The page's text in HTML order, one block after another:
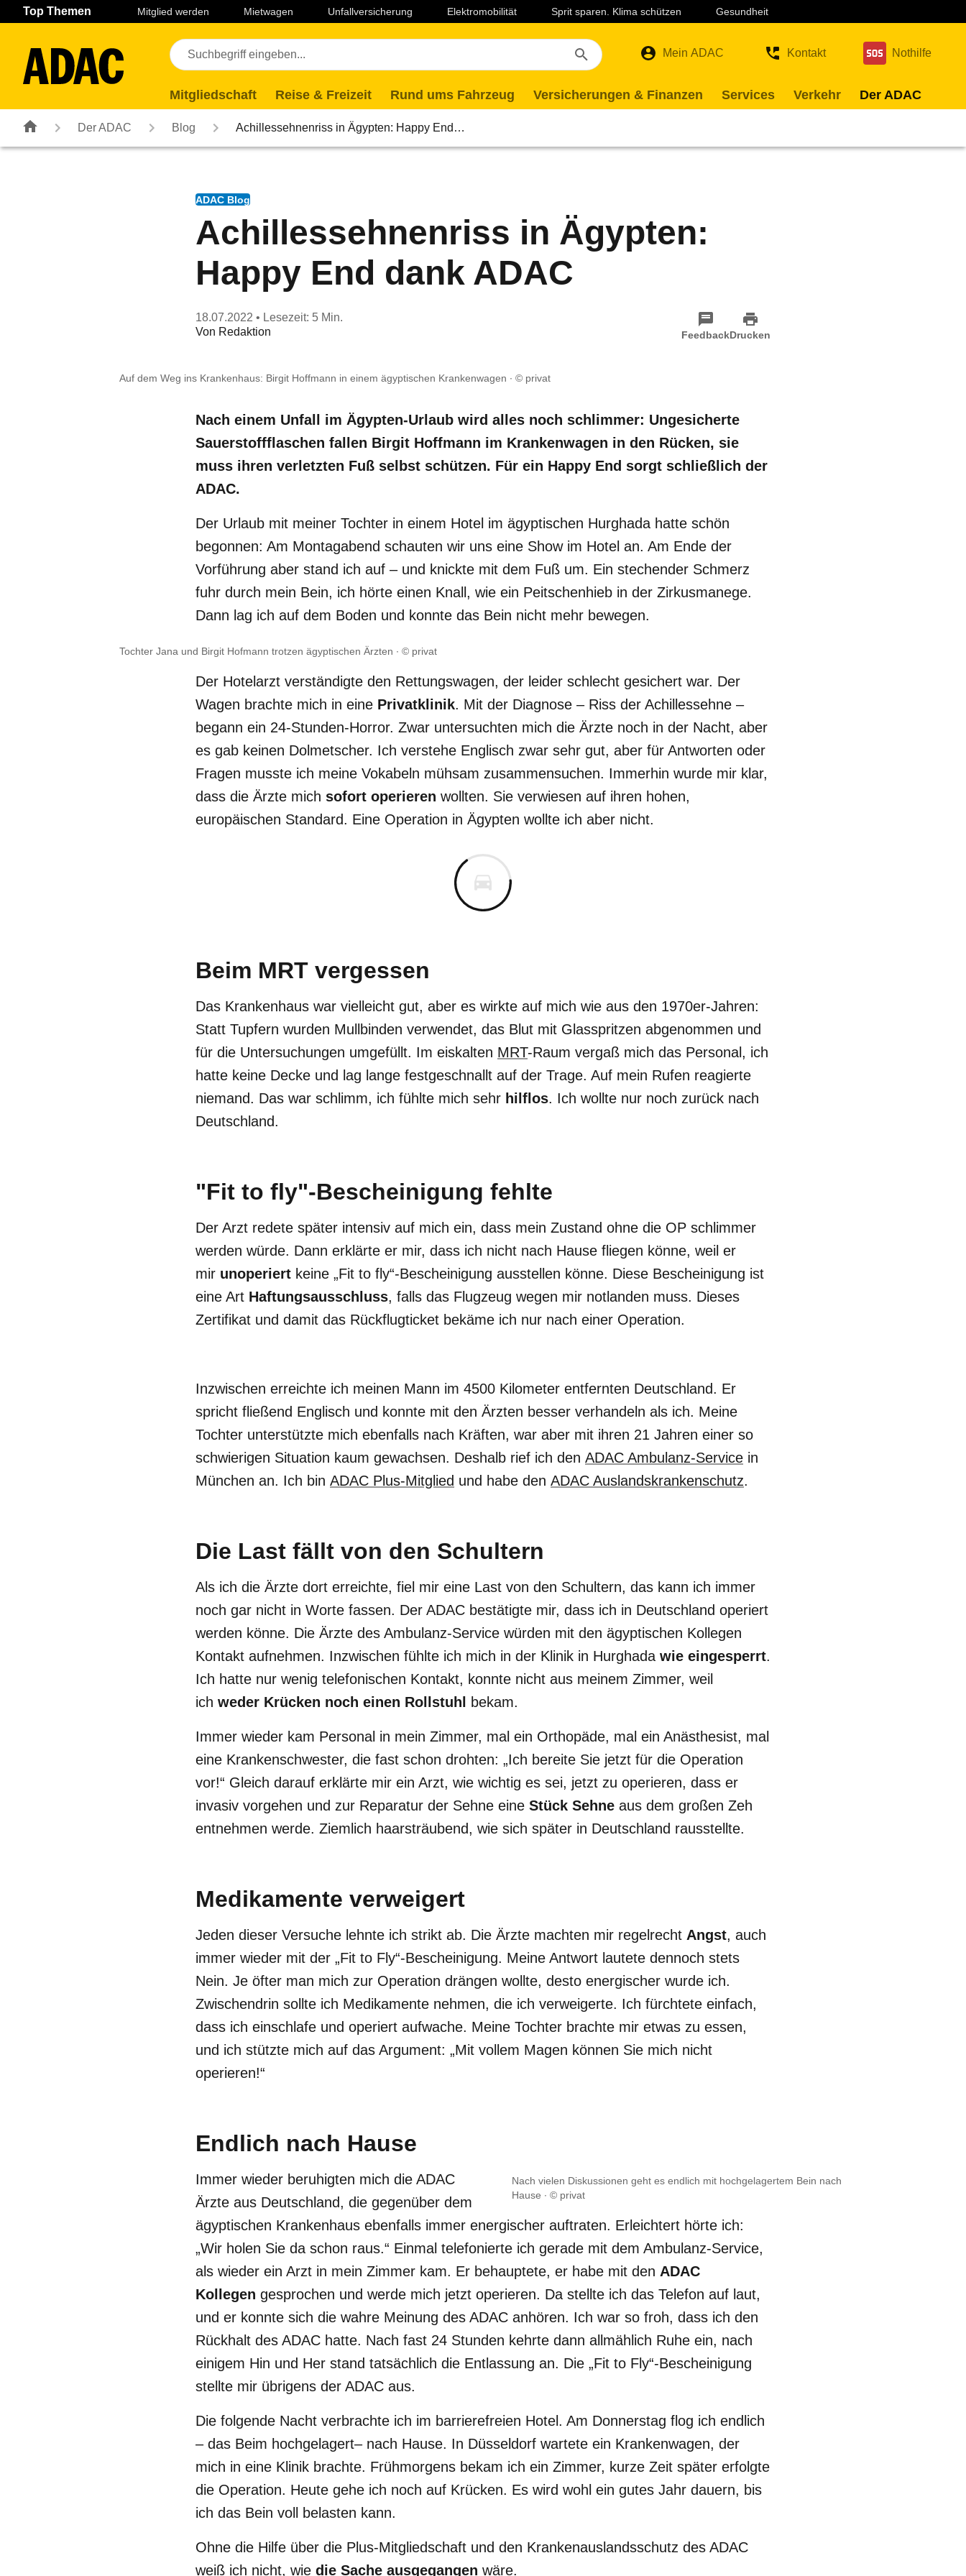
Navigation Seiteninhalt Fußzeile
Top Themen Mitglied werden Mietwagen Unfallversicherung Elektromobilität Sprit sparen. Klima schützen Gesundheit
Mein ADAC Kontakt Nothilfe
Mitgliedschaft Reise & Freizeit Rund ums Fahrzeug Versicherungen & Finanzen Services Verkehr Der ADAC
Der ADAC Blog Achillessehnenriss in Ägypten: Happy End…
ADAC Blog
Achillessehnenriss in Ägypten:
Happy End dank ADAC
18.07.2022 • Lesezeit: 5 Min.
Von Redaktion FeedbackDrucken
Auf dem Weg ins Krankenhaus: Birgit Hoffmann in einem ägyptischen Krankenwagen © privat
Nach einem Unfall im Ägypten-Urlaub wird alles noch schlimmer: Ungesicherte
Sauerstoffflaschen fallen Birgit Hoffmann im Krankenwagen in den Rücken, sie
muss ihren verletzten Fuß selbst schützen. Für ein Happy End sorgt schließlich der
ADAC.
Der Urlaub mit meiner Tochter in einem Hotel im ägyptischen Hurghada hatte schön
begonnen: Am Montagabend schauten wir uns eine Show im Hotel an. Am Ende der
Vorführung aber stand ich auf – und knickte mit dem Fuß um. Ein stechender Schmerz
fuhr durch mein Bein, ich hörte einen Knall, wie ein Peitschenhieb in der Zirkusmanege.
Dann lag ich auf dem Boden und konnte das Bein nicht mehr bewegen.
Tochter Jana und Birgit Hofmann trotzen ägyptischen Ärzten © privat
Der Hotelarzt verständigte den Rettungswagen, der leider schlecht gesichert war. Der
Wagen brachte mich in eine Privatklinik. Mit der Diagnose – Riss der Achillessehne –
begann ein 24-Stunden-Horror. Zwar untersuchten mich die Ärzte noch in der Nacht, aber
es gab keinen Dolmetscher. Ich verstehe Englisch zwar sehr gut, aber für Antworten oder
Fragen musste ich meine Vokabeln mühsam zusammensuchen. Immerhin wurde mir klar,
dass die Ärzte mich sofort operieren wollten. Sie verwiesen auf ihren hohen,
europäischen Standard. Eine Operation in Ägypten wollte ich aber nicht.
Beim MRT vergessen
Das Krankenhaus war vielleicht gut, aber es wirkte auf mich wie aus den 1970er-Jahren:
Statt Tupfern wurden Mullbinden verwendet, das Blut mit Glasspritzen abgenommen und
für die Untersuchungen umgefüllt. Im eiskalten MRT-Raum vergaß mich das Personal, ich
hatte keine Decke und lag lange festgeschnallt auf der Trage. Auf mein Rufen reagierte
niemand. Das war schlimm, ich fühlte mich sehr hilflos. Ich wollte nur noch zurück nach
Deutschland.
"Fit to fly"-Bescheinigung fehlte
Der Arzt redete später intensiv auf mich ein, dass mein Zustand ohne die OP schlimmer
werden würde. Dann erklärte er mir, dass ich nicht nach Hause fliegen könne, weil er
mir unoperiert keine „Fit to fly“-Bescheinigung ausstellen könne. Diese Bescheinigung ist
eine Art Haftungsausschluss, falls das Flugzeug wegen mir notlanden muss. Dieses
Zertifikat und damit das Rückflugticket bekäme ich nur nach einer Operation.
Inzwischen erreichte ich meinen Mann im 4500 Kilometer entfernten Deutschland. Er
spricht fließend Englisch und konnte mit den Ärzten besser verhandeln als ich. Meine
Tochter unterstützte mich ebenfalls nach Kräften, war aber mit ihren 21 Jahren einer so
schwierigen Situation kaum gewachsen. Deshalb rief ich den ADAC Ambulanz-Service in
München an. Ich bin ADAC Plus-Mitglied und habe den ADAC Auslandskrankenschutz.
Die Last fällt von den Schultern
Als ich die Ärzte dort erreichte, fiel mir eine Last von den Schultern, das kann ich immer
noch gar nicht in Worte fassen. Der ADAC bestätigte mir, dass ich in Deutschland operiert
werden könne. Die Ärzte des Ambulanz-Service würden mit den ägyptischen Kollegen
Kontakt aufnehmen. Inzwischen fühlte ich mich in der Klinik in Hurghada wie eingesperrt.
Ich hatte nur wenig telefonischen Kontakt, konnte nicht aus meinem Zimmer, weil
ich weder Krücken noch einen Rollstuhl bekam.
Immer wieder kam Personal in mein Zimmer, mal ein Orthopäde, mal ein Anästhesist, mal
eine Krankenschwester, die fast schon drohten: „Ich bereite Sie jetzt für die Operation
vor!“ Gleich darauf erklärte mir ein Arzt, wie wichtig es sei, jetzt zu operieren, dass er
invasiv vorgehen und zur Reparatur der Sehne eine Stück Sehne aus dem großen Zeh
entnehmen werde. Ziemlich haarsträubend, wie sich später in Deutschland rausstellte.
Medikamente verweigert
Jeden dieser Versuche lehnte ich strikt ab. Die Ärzte machten mir regelrecht Angst, auch
immer wieder mit der „Fit to Fly“-Bescheinigung. Meine Antwort lautete dennoch stets
Nein. Je öfter man mich zur Operation drängen wollte, desto energischer wurde ich.
Zwischendrin sollte ich Medikamente nehmen, die ich verweigerte. Ich fürchtete einfach,
dass ich einschlafe und operiert aufwache. Meine Tochter brachte mir etwas zu essen,
und ich stützte mich auf das Argument: „Mit vollem Magen können Sie mich nicht
operieren!“
Endlich nach Hause
Nach vielen Diskussionen geht es endlich mit hochgelagertem Bein nach
Hause
© privat
Immer wieder beruhigten mich die ADAC
Ärzte aus Deutschland, die gegenüber dem
ägyptischen Krankenhaus ebenfalls immer energischer auftraten. Erleichtert hörte ich:
„Wir holen Sie da schon raus.“ Einmal telefonierte ich gerade mit dem Ambulanz-Service,
als wieder ein Arzt in mein Zimmer kam. Er behauptete, er habe mit den ADAC
Kollegen gesprochen und werde mich jetzt operieren. Da stellte ich das Telefon auf laut,
und er konnte sich die wahre Meinung des ADAC anhören. Ich war so froh, dass ich den
Rückhalt des ADAC hatte. Nach fast 24 Stunden kehrte dann allmählich Ruhe ein, nach
einigem Hin und Her stand tatsächlich die Entlassung an. Die „Fit to Fly“-Bescheinigung
stellte mir übrigens der ADAC aus.
Die folgende Nacht verbrachte ich im barrierefreien Hotel. Am Donnerstag flog ich endlich
– das Beim hochgelagert– nach Hause. In Düsseldorf wartete ein Krankenwagen, der
mich in eine Klinik brachte. Frühmorgens bekam ich ein Zimmer, kurze Zeit später erfolgte
die Operation. Heute gehe ich noch auf Krücken. Es wird wohl ein gutes Jahr dauern, bis
ich das Bein voll belasten kann.
Ohne die Hilfe über die Plus-Mitgliedschaft und den Krankenauslandsschutz des ADAC
weiß ich nicht, wie die Sache ausgegangen wäre.